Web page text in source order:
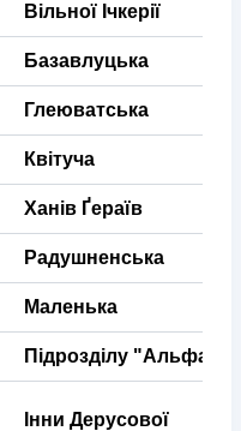
Вільної Ічкерії
Базавлуцька
Глеюватська
Квітуча
Ханів Ґераїв
Радушненська
Маленька
Підрозділу "Альфа"
Інни Дерусової